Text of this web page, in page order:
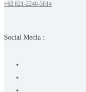
+62 821-2240-3014
Social Media :